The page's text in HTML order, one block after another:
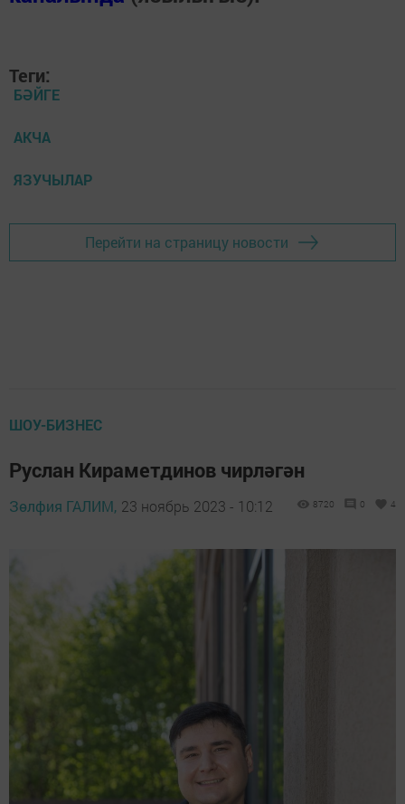
Теги:
БӘЙГЕ
АКЧА
ЯЗУЧЫЛАР
Перейти на страницу новости
ШОУ-БИЗНЕС
Руслан Кираметдинов чирләгән
Зөлфия ГАЛИМ, 23 ноябрь 2023 - 10:12 8720 0 4